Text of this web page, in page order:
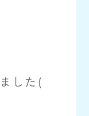
した(